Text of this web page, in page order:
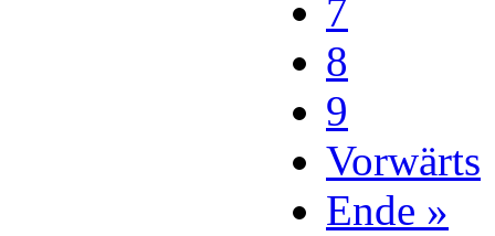
7
8
9
Vorwärts
Ende »